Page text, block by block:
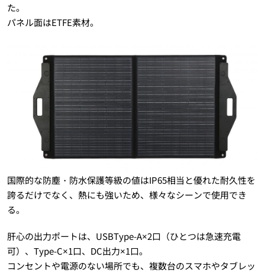
た。
パネル面はETFE素材。
国際的な防塵・防水保護等級の値はIP65相当と優れた耐久性を
誇るだけでなく、熱にも強いため、様々なシーンで使用でき
る。
肝心の出力ポートは、USBType-A×2口（ひとつは急速充電
可）、Type-C×1口、DC出力×1口。
コンセントや電源のない場所でも、複数台のスマホやタブレッ